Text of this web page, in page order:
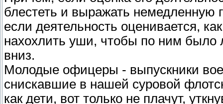
блестеть и выражать немедленную
если деятельность оценивается,
нахохлить уши, чтобы по ним было
вниз.
Молодые офицеры - выпускники
снискавшие в нашей суровой
как дети, вот только не плачут,